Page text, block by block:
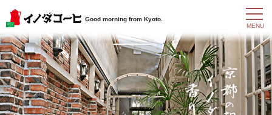
Good morning from Kyoto.
t
o
g
g
l
e
n
a
v
MENU